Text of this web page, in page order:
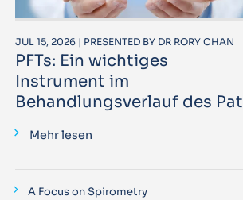
JUL 15, 2026 | PRESENTED BY DR RORY CHAN
PFTs: Ein wichtiges
Instrument im
Behandlungsverlauf des Pat
Mehr lesen
A Focus on Spirometry